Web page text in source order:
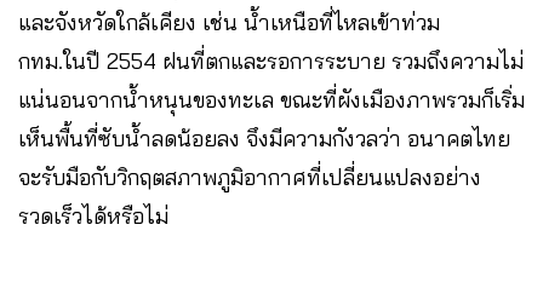
และจังหวัดใกล้เคียง เช่น น้ำเหนือที่ไหลเข้าท่วม
กทม.ในปี 2554 ฝนที่ตกและรอการระบาย รวมถึงความไม่
แน่นอนจากน้ำหนุนของทะเล ขณะที่ผังเมืองภาพรวมก็เริ่ม
เห็นพื้นที่ซับน้ำลดน้อยลง จึงมีความกังวลว่า อนาคตไทย
จะรับมือกับวิกฤตสภาพภูมิอากาศที่เปลี่ยนแปลงอย่าง
รวดเร็วได้หรือไม่